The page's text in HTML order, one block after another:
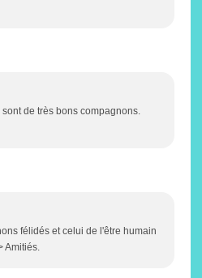
de très bons compagnons.
félidés et celui de l'être humain
Amitiés.